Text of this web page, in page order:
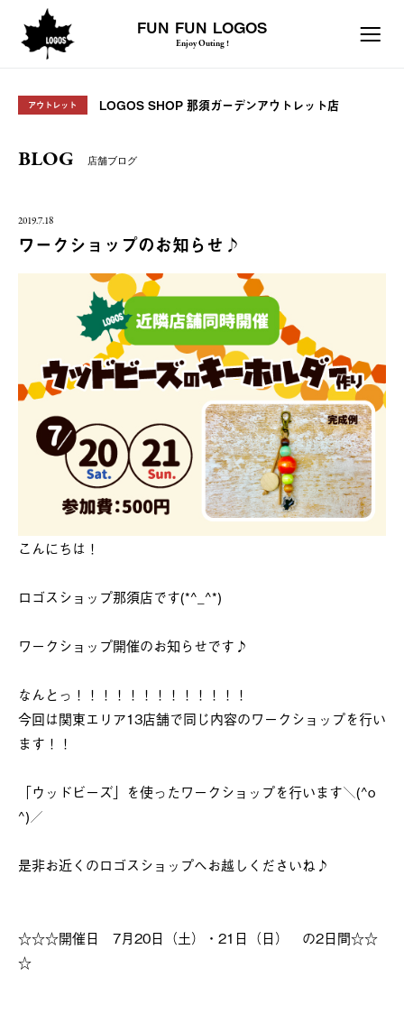
FUN FUN LOGOS
Enjoy Outing !
アウトレット LOGOS SHOP 那須ガーデンアウトレット店
BLOG 店舗ブログ
2019.7.18
ワークショップのお知らせ♪
こんにちは！
ロゴスショップ那須店です(*^_^*)
ワークショップ開催のお知らせです♪
なんとっ！！！！！！！！！！！！！
今回は関東エリア13店舗で同じ内容のワークショップを行い
ます！！
「ウッドビーズ」を使ったワークショップを行います＼(^o
^)／
是非お近くのロゴスショップへお越しくださいね♪
☆☆☆開催日 7月20日（土）・21日（日） の2日間☆☆
☆